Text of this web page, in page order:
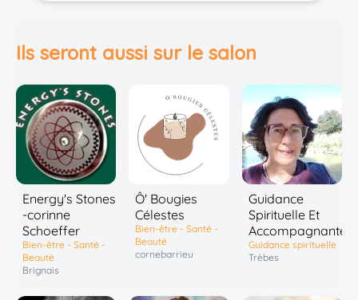
Ils seront aussi sur le salon
Energy's Stones
-corinne
Schoeffer
Bien-être - Santé -
Beauté
Brignais
Ô' Bougies
Célestes
Bien-être - Santé -
Beauté
cornebarrieu
Guidance
Spirituelle Et
Accompagnante
Guidance spirituelle
Trèbes